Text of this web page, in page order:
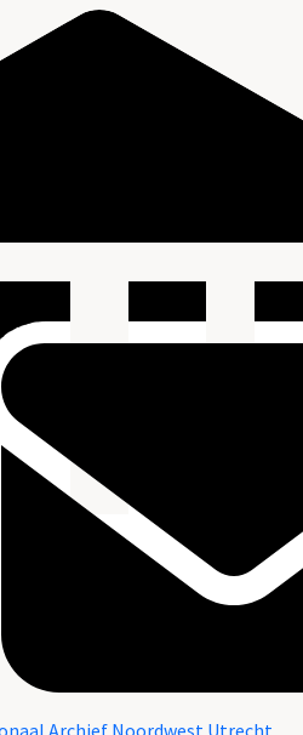
Archief Noordwest Utrecht